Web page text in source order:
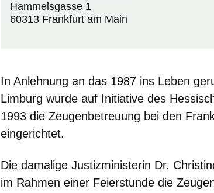
Hammelsgasse 1
60313 Frankfurt am Main
In Anlehnung an das 1987 ins Leben
Limburg wurde auf Initiative des
1993 die Zeugenbetreuung bei den
eingerichtet.
Die damalige Justizministerin Dr.
im Rahmen einer Feierstunde die